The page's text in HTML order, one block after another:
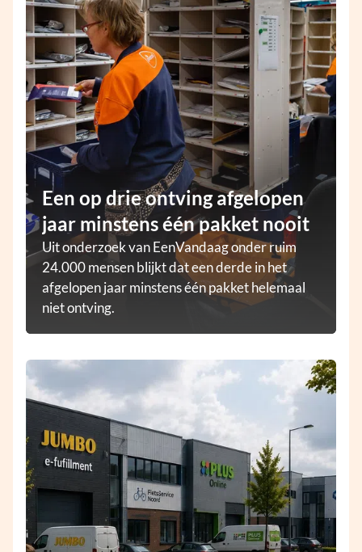
Een op drie ontving afgelopen
jaar minstens één pakket nooit
Uit onderzoek van EenVandaag onder ruim
24.000 mensen blijkt dat een derde in het
afgelopen jaar minstens één pakket helemaal
niet ontving.